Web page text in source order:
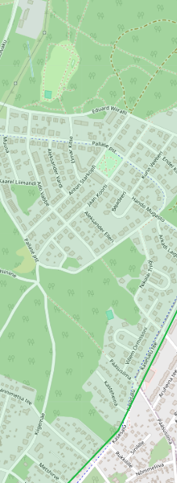
Telli litsents!
Noored
Loha
Kontakt
EOL
Galerii
Kaardid
Kalender
Koondised
Tule
Tulemused
Dokumendid